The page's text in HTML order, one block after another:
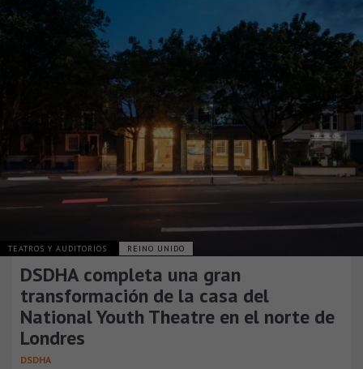
TEATROS Y AUDITORIOS REINO UNIDO
DSDHA completa una gran
transformación de la casa del
National Youth Theatre en el norte de
Londres
DSDHA